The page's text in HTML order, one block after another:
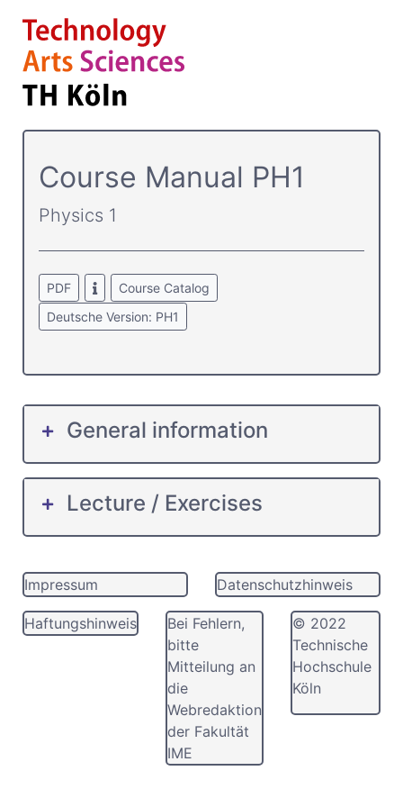
Course­ Manual PH1
Physics 1
PDF
Course Catalog
Deutsche Version: PH1
General information
Lecture / Exercises
Impressum Datenschutzhinweis
Haftungshinweis
Bei Fehlern,
bitte
Mitteilung an
die
Webredaktion
der Fakultät
IME
© 2022
Technische
Hochschule
Köln